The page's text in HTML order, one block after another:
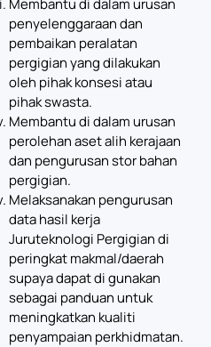
Membantu di dalam urusan
penyelenggaraan dan
pembaikan peralatan
pergigian yang dilakukan
oleh pihak konsesi atau
pihak swasta.
Membantu di dalam urusan
perolehan aset alih kerajaan
dan pengurusan stor bahan
pergigian.
Melaksanakan pengurusan
data hasil kerja
Juruteknologi Pergigian di
peringkat makmal/daerah
supaya dapat di gunakan
sebagai panduan untuk
meningkatkan kualiti
penyampaian perkhidmatan.